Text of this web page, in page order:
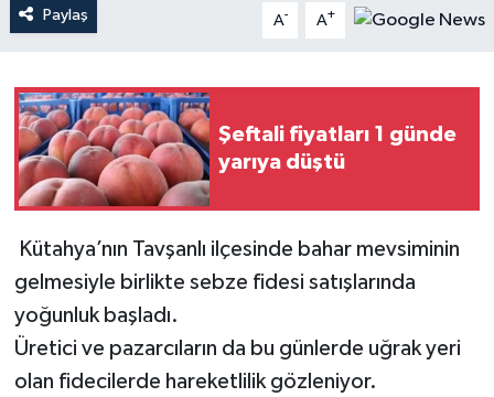
Paylaş A- A+
Şeftali fiyatları 1 günde
yarıya düştü
Kütahya’nın Tavşanlı ilçesinde bahar mevsiminin
gelmesiyle birlikte sebze fidesi satışlarında
yoğunluk başladı.
Üretici ve pazarcıların da bu günlerde uğrak yeri
olan fidecilerde hareketlilik gözleniyor.